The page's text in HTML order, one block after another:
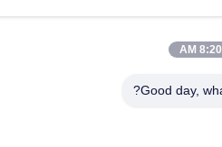
رقم 126 ، شارع zhongheng ، قرية baoyu ، مدينة henglan ، مدينة
8:20 AM
Good day,